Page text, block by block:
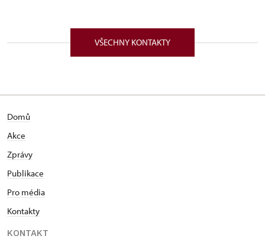
VŠECHNY KONTAKTY
Domů
Akce
Zprávy
Publikace
Pro média
Kontakty
KONTAKT